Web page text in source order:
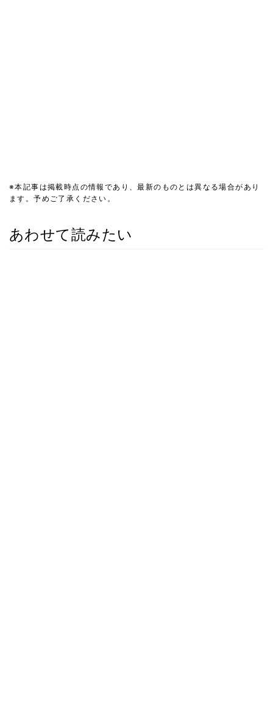
※本記事は掲載時点の情報であり、最新のものとは異なる場合があり
ます。予めご了承ください。
あわせて読みたい